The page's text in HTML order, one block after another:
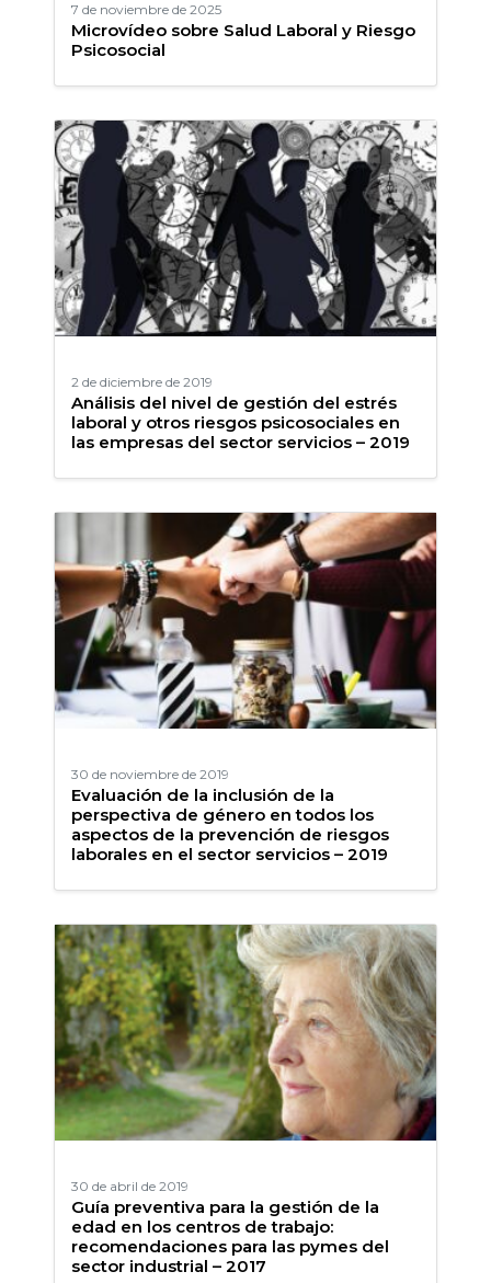
7 de noviembre de 2025
Microvídeo sobre Salud Laboral y Riesgo
Psicosocial
2 de diciembre de 2019
Análisis del nivel de gestión del estrés
laboral y otros riesgos psicosociales en
las empresas del sector servicios – 2019
30 de noviembre de 2019
Evaluación de la inclusión de la
perspectiva de género en todos los
aspectos de la prevención de riesgos
laborales en el sector servicios – 2019
30 de abril de 2019
Guía preventiva para la gestión de la
edad en los centros de trabajo:
recomendaciones para las pymes del
sector industrial – 2017